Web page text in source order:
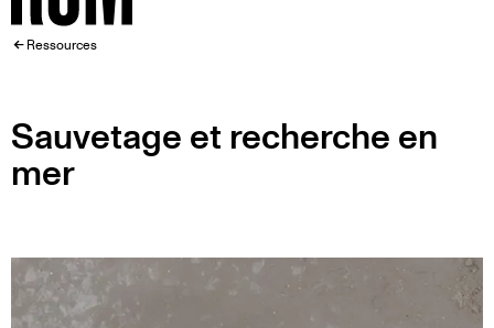
Accueil
FIL
D'ARIANE
Ressources
Sauvetage et recherche en
mer